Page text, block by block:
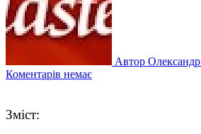
Автор Олександр
Коментарів немає
Зміст: